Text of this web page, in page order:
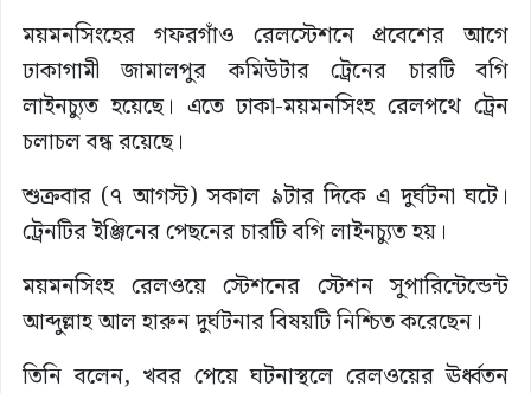
ময়মনসিংহের গফরগাঁও রেলস্টেশনে প্রবেশের আগে
ঢাকাগামী জামালপুর কমিউটার ট্রেনের চারটি বগি
লাইনচ্যুত হয়েছে। এতে ঢাকা-ময়মনসিংহ রেলপথে ট্রেন
চলাচল বন্ধ রয়েছে।
শুক্রবার (৭ আগস্ট) সকাল ৯টার দিকে এ দুর্ঘটনা ঘটে।
ট্রেনটির ইঞ্জিনের পেছনের চারটি বগি লাইনচ্যুত হয়।
ময়মনসিংহ রেলওয়ে স্টেশনের স্টেশন সুপারিন্টেন্ডেন্ট
আব্দুল্লাহ আল হারুন দুর্ঘটনার বিষয়টি নিশ্চিত করেছেন।
তিনি বলেন, খবর পেয়ে ঘটনাস্থলে রেলওয়ের ঊর্ধ্বতন